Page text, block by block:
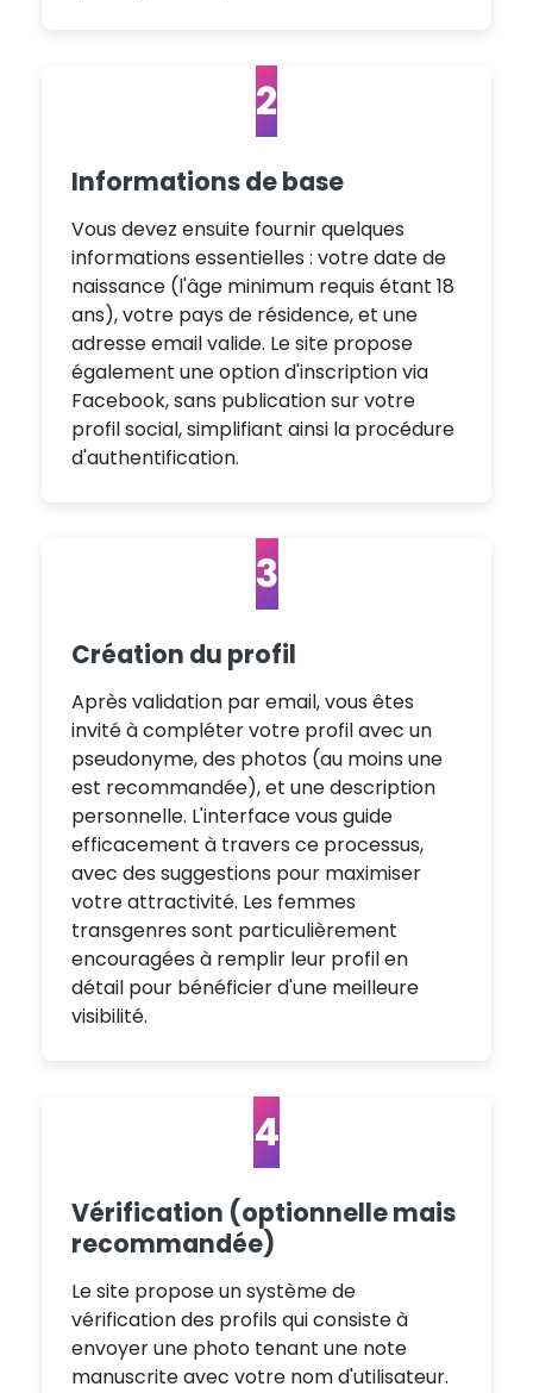
2
Informations de base
Vous devez ensuite fournir quelques
informations essentielles : votre date de
naissance (l'âge minimum requis étant 18
ans), votre pays de résidence, et une
adresse email valide. Le site propose
également une option d'inscription via
Facebook, sans publication sur votre
profil social, simplifiant ainsi la procédure
d'authentification.
3
Création du profil
Après validation par email, vous êtes
invité à compléter votre profil avec un
pseudonyme, des photos (au moins une
est recommandée), et une description
personnelle. L'interface vous guide
efficacement à travers ce processus,
avec des suggestions pour maximiser
votre attractivité. Les femmes
transgenres sont particulièrement
encouragées à remplir leur profil en
détail pour bénéficier d'une meilleure
visibilité.
4
Vérification (optionnelle mais
recommandée)
Le site propose un système de
vérification des profils qui consiste à
envoyer une photo tenant une note
manuscrite avec votre nom d'utilisateur.